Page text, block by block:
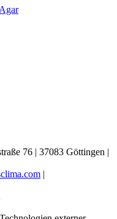
76 | 37083 Göttingen |
|